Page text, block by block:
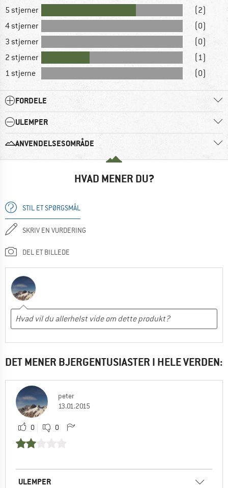
5 stjerner
(2)
4 stjerner
(0)
3 stjerner
(0)
2 stjerner
(1)
1 stjerne
(0)
FORDELE
ULEMPER
ANVENDELSESOMRÅDE
HVAD MENER DU?
STIL ET SPØRGSMÅL
SKRIV EN VURDERING
DEL ET BILLEDE
DET MENER BJERGENTUSIASTER I HELE VERDEN:
peter
13.01.2015
0 0
ULEMPER